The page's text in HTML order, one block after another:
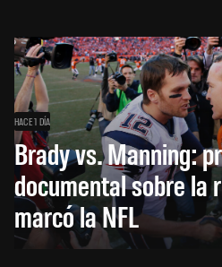
HACE 1 DÍA
Brady vs. Manning:
documental sobre la
marcó la NFL